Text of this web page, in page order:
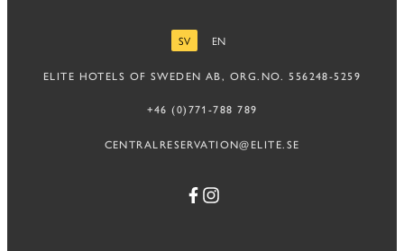
SV
EN
ELITE HOTELS OF SWEDEN AB, ORG.NO. 556248-5259
+46 (0)771-788 789
CENTRALRESERVATION@ELITE.SE